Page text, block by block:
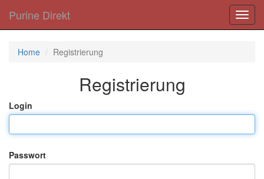
Purine Direkt
Home Registrierung
Registrierung
Login
Passwort